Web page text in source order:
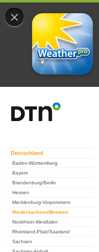
×
Deutschland
Baden-Württemberg
Bayern
Brandenburg/Berlin
Hessen
Mecklenburg-Vorpommern
Niedersachsen/Bremen
Nordrhein-Westfalen
Rheinland-Pfalz/Saarland
Sachsen